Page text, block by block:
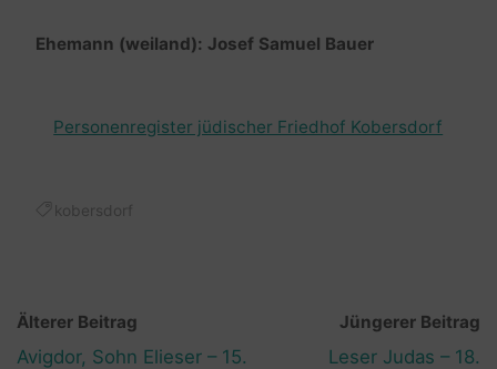
Ehemann (weiland): Josef Samuel Bauer
Personenregister jüdischer Friedhof Kobersdorf
kobersdorf
Älterer Beitrag
Avigdor, Sohn Elieser – 15.
Jüngerer Beitrag
Leser Judas – 18.